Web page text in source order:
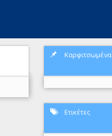
Καρφιτσωμένα
Ετικέτες